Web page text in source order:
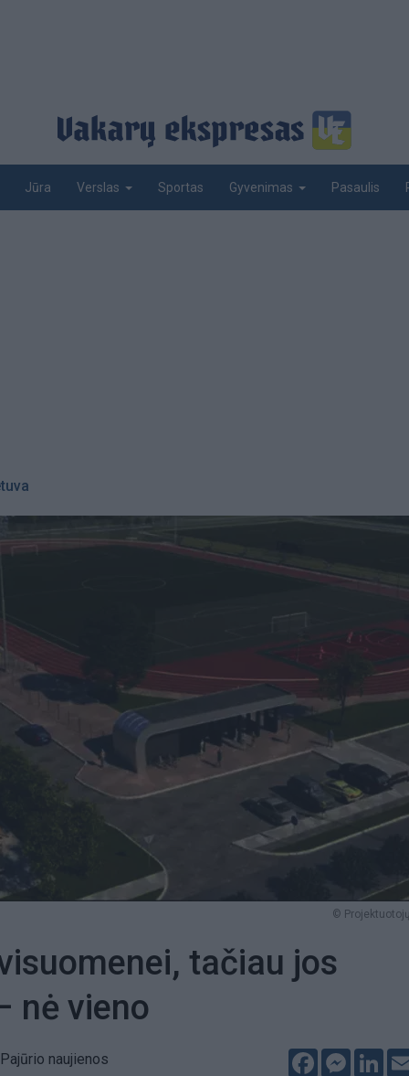
Jūra Verslas Sportas Gyvenimas Pasaulis
©
tačiau jos
nė vieno
naujienos Facebook